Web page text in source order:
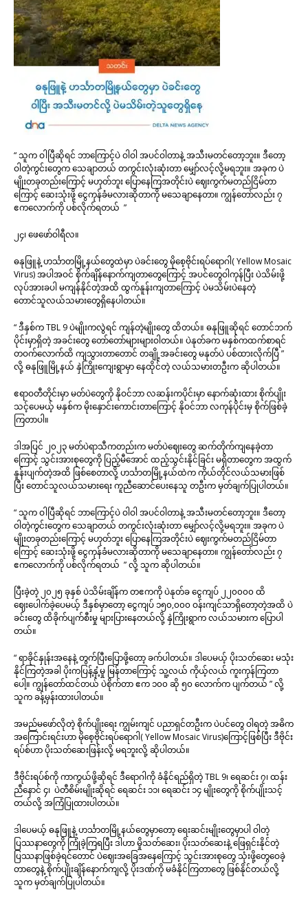
“ သူက ဝါပြီဆိုရင် ဘာကြောင့်ပဲ ဝါဝါ အပင်ဝါတာနဲ့ အသီးမတင်တော့ဘူး။ ဒီတော့
ဝါတဲ့ကွင်းတွေက သေချာတယ် တကွင်းလုံးဆုံးတာ မျှော်လင့်လို့မရဘူး။ အခုက ပဲ
မျိုးတခုတည်းကြောင့် မဟုတ်ဘူး ပြောနေကြအတိုင်းပဲ ဈေးကွက်မတည်ငြိမ်တာ
ကြောင့် ဆေးသုံးဖို့ ငွေကုန်ခံမလားဆိုတာကို မသေချာနေတာ။ ကျွန်တော်လည်း ၇
ဧကလောက်ကို ပစ်လိုက်ရတယ် ”
၂၄၊ ဖေဖော်ဝါရီလ။
ဓနုဖြူနဲ့ ဟင်္သာတမြို့နယ်တွေထဲမှာ ပဲခင်းတွေ မိုစေ့ဗိုင်းရပ်ရောဂါ( Yellow Mosaic
Virus) အပါအဝင် စိုက်ချိန်နောက်ကျတာတွေကြောင့် အပင်တွေဝါကုန်ပြီး ပဲသိမ်းဖို့
လုပ်အားခပါ မကျန်နိုင်တဲ့အထိ ထွက်နူန်းကျတာကြောင့် ပဲမသိမ်းပဲနေတဲ့
တောင်သူလယ်သမားတွေရှိနေပါတယ်။
“ ဒီနှစ်က TBL 9 ပဲမျိုးကလွဲရင် ကျန်တဲ့မျိုးတွေ ထိတယ်။ ဓနုဖြူဆိုရင် တောင်ဘက်
ပိုင်းမှာရှိတဲ့ အခင်းတွေ တော်တော်များများဝါတယ်။ ပဲနုတ်ခက မနှစ်ကထက်စာရင်
တဝက်လောက်ထိ ကျသွားတာတောင် တချို့အခင်းတွေ မနုတ်ပဲ ပစ်ထားလိုက်ပြီ ”
လို့ ဓနုဖြူမြို့နယ် နှဲကြိုးကျေးရွာမှာ နေထိုင်တဲ့ လယ်သမားတဦးက ဆိုပါတယ်။
ဧရာဝတီတိုင်းမှာ မတ်ပဲတွေကို နိုဝင်ဘာ လဆန်းကပိုင်းမှာ နောက်ဆုံးထား စိုက်ပျိုး
သင့်ပေမယ့် မနှစ်က မိုးနှောင်းကောင်းတာကြောင့် နိုဝင်ဘာ လကုန်ပိုင်းမှ စိုက်ဖြစ်ခဲ့
ကြတာပါ။
ဒါအပြင် ၂၀၂၃ မတ်ပဲရာသီကတည်းက မတ်ပဲဈေးတွေ ဆက်တိုက်ကျနေခဲ့တာ
ကြောင့် သွင်းအားစုတွေကို ပြည့်မီအောင် ထည့်သွင်းနိုင်ခြင်း မရှိတာတွေက အထွက်
နူန်းပျက်တဲ့အထိ ဖြစ်စေတာလို့ ဟင်္သာတမြို့နယ်ထဲက ကိုယ်တိုင်လယ်သမားဖြစ်
ပြီး တောင်သူလယ်သမားရေး ကူညီဆောင်ပေးနေသူ တဦးက မှတ်ချက်ပြုပါတယ်။
“ သူက ဝါပြီဆိုရင် ဘာကြောင့်ပဲ ဝါဝါ အပင်ဝါတာနဲ့ အသီးမတင်တော့ဘူး။ ဒီတော့
ဝါတဲ့ကွင်းတွေက သေချာတယ် တကွင်းလုံးဆုံးတာ မျှော်လင့်လို့မရဘူး။ အခုက ပဲ
မျိုးတခုတည်းကြောင့် မဟုတ်ဘူး ပြောနေကြအတိုင်းပဲ ဈေးကွက်မတည်ငြိမ်တာ
ကြောင့် ဆေးသုံးဖို့ ငွေကုန်ခံမလားဆိုတာကို မသေချာနေတာ။ ကျွန်တော်လည်း ၇
ဧကလောက်ကို ပစ်လိုက်ရတယ် ” လို့ သူက ဆိုပါတယ်။
ပြီးခဲ့တဲ့ ၂၀၂၅ ခုနှစ် ပဲသိမ်းချိန်က တဧကကို ပဲနုတ်ခ ငွေကျပ် ၂၂၀၀၀၀ ထိ
ဈေးပေါက်ခဲ့ပေမယ့် ဒီနှစ်မှာတော့ ငွေကျပ် ၁၅၀,၀၀၀ ဝန်းကျင်သာရှိတော့တဲ့အထိ ပဲ
ခင်းတွေ ထိခိုက်ပျက်စီးမှု များပြားနေတယ်လို့ နှဲကြိုးရွာက လယ်သမားက ပြောပါ
တယ်။
“ ရာခိုင်နှုန်းအနေနဲ့ တွက်ပြီးပြောဖို့တော့ ခက်ပါတယ်။ ဒါပေမယ့် ပိုးသတ်ဆေး မသုံး
နိုင်ကြတဲ့အခါ ပိုးကပြန့်နှံ့မှု မြန်တာကြောင့် သူ့လယ် ကိုယ့်လယ် ကူးကုန်ကြတာ
ပေါ့။ ကျွန်တော်ထင်တယ် ပဲစိုက်တာ ဧက ၁၀၀ ဆို ၅၀ လောက်က ပျက်တယ် ” လို့
သူက ခန့်မှန်းထားပါတယ်။
အမည်မဖော်လိုတဲ့ စိုက်ပျိုးရေး ကျွမ်းကျင် ပညာရှင်တဦးက ပဲပင်တွေ ဝါရတဲ့ အဓိက
အကြောင်းရင်းဟာ မိုစေ့ဗိုင်းရပ်ရောဂါ( Yellow Mosaic Virus)ကြောင့်ဖြစ်ပြီး ဒီဗိုင်း
ရပ်စ်ဟာ ပိုးသတ်ဆေးဖြန်းလို့ မရဘူးလို့ ဆိုပါတယ်။
ဒီဗိုင်းရပ်စ်ကို ကာကွယ်ဖို့ဆိုရင် ဒီရောဂါကို ခံနိုင်ရည်ရှိတဲ့ TBL 9၊ ရေဆင်း ၇၊ ထန်း
ညီနောင် ၄၊ ပဲတီစိမ်းမျိုးဆိုရင် ရေဆင်း ၁၁၊ ရေဆင်း ၁၄ မျိုးတွေကို စိုက်ပျိုးသင့်
တယ်လို့ အကြံပြုထားပါတယ်။
ဒါပေမယ့် ဓနုဖြူနဲ့ ဟင်္သာတမြို့နယ်တွေမှာတော့ ရေးဆင်းမျိုးတွေမှာပါ ဝါတဲ့
ပြဿနာတွေကို ကြုံခဲ့ကြရပြီး ဒါဟာ မှိုသတ်ဆေး၊ ပိုးသတ်ဆေးနဲ့ ဖြေရှင်းနိုင်တဲ့
ပြဿနာဖြစ်ခဲ့ရင်တောင် ပဲဈေးအခြေအနေကြောင့် သွင်းအားစုတွေ သုံးဖို့တွေဝေခဲ့
တာတွေနဲ့ စိုက်ပျိုးချိန်နောက်ကျလို့ ပိုးဒဏ်ကို မခံနိုင်ကြတာတွေ ဖြစ်နိုင်တယ်လို့
သူက မှတ်ချက်ပြုပါတယ်။